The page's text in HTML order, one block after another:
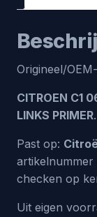
origineel
0919805
Origineel/
CITROEN C1
LINKS PRIMER.
Past op:
checken op
Uit eigen